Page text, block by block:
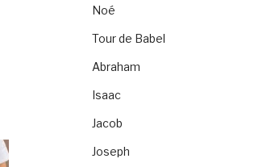
Noé
Tour de Babel
Abraham
Isaac
Jacob
Joseph